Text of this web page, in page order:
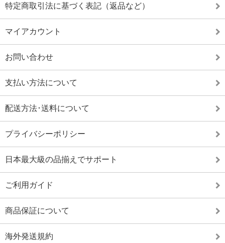
特定商取引法に基づく表記（返品など）
マイアカウント
お問い合わせ
支払い方法について
配送方法･送料について
プライバシーポリシー
日本最大級の品揃えでサポート
ご利用ガイド
商品保証について
海外発送規約